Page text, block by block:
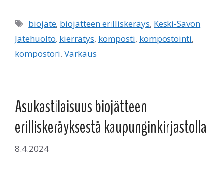
Avainsanat
biojäte, biojätteen erilliskeräys, Keski-Savon
Jätehuolto, kierrätys, komposti, kompostointi,
kompostori, Varkaus
Asukastilaisuus biojätteen
erilliskeräyksestä kaupunginkirjastolla
8.4.2024